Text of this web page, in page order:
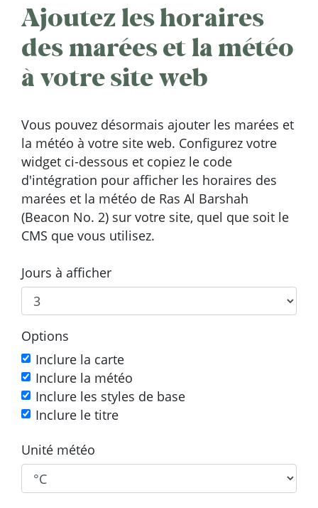
Ajoutez les horaires
des marées et la météo
à votre site web
Vous pouvez désormais ajouter les marées et
la météo à votre site web. Configurez votre
widget ci-dessous et copiez le code
d'intégration pour afficher les horaires des
marées et la météo de Ras Al Barshah
(Beacon No. 2) sur votre site, quel que soit le
CMS que vous utilisez.
Jours à afficher
Options
Inclure la carte
Inclure la météo
Inclure les styles de base
Inclure le titre
Unité météo